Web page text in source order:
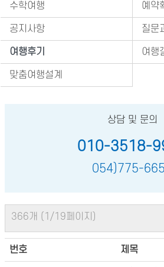
수학여행 예약
공지사항 질문
여행후기 여행
맞춤여행설계
상담 및 문의
010-3518-
054)775-
366개 (1/19페이지)
번호 제목